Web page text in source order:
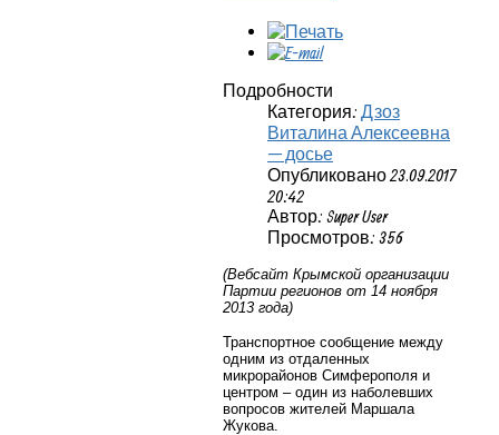
Подробности
Категория: Дзоз
Виталина Алексеевна
— досье
Опубликовано 23.09.2017
20:42
Автор: Super User
Просмотров: 356
(Вебсайт Крымской организации
Партии регионов от 14 ноября
2013 года)
Транспортное сообщение между
одним из отдаленных
микрорайонов Симферополя и
центром – один из наболевших
вопросов жителей Маршала
Жукова.